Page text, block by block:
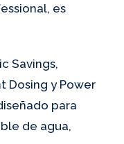
es
Savings,
Dosing y Power
para
de agua,